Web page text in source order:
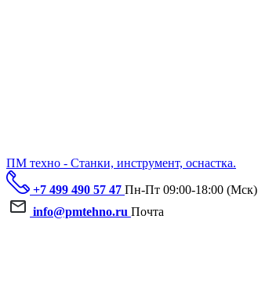
ПМ техно - Станки, инструмент, оснастка.
+7 499 490 57 47 Пн-Пт 09:00-18:00 (Мск)
info@pmtehno.ru Почта